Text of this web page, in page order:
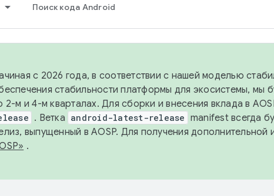
Поиск кода Android
с 2026 года, в соответствии с нашей моделью
стабильности платформы для экосистемы, мы
2-м и 4-м кварталах. Для сборки и внесения вклада в
. Ветка android-latest-release manifest всегда
выпущенный в AOSP. Для получения дополнительной
.